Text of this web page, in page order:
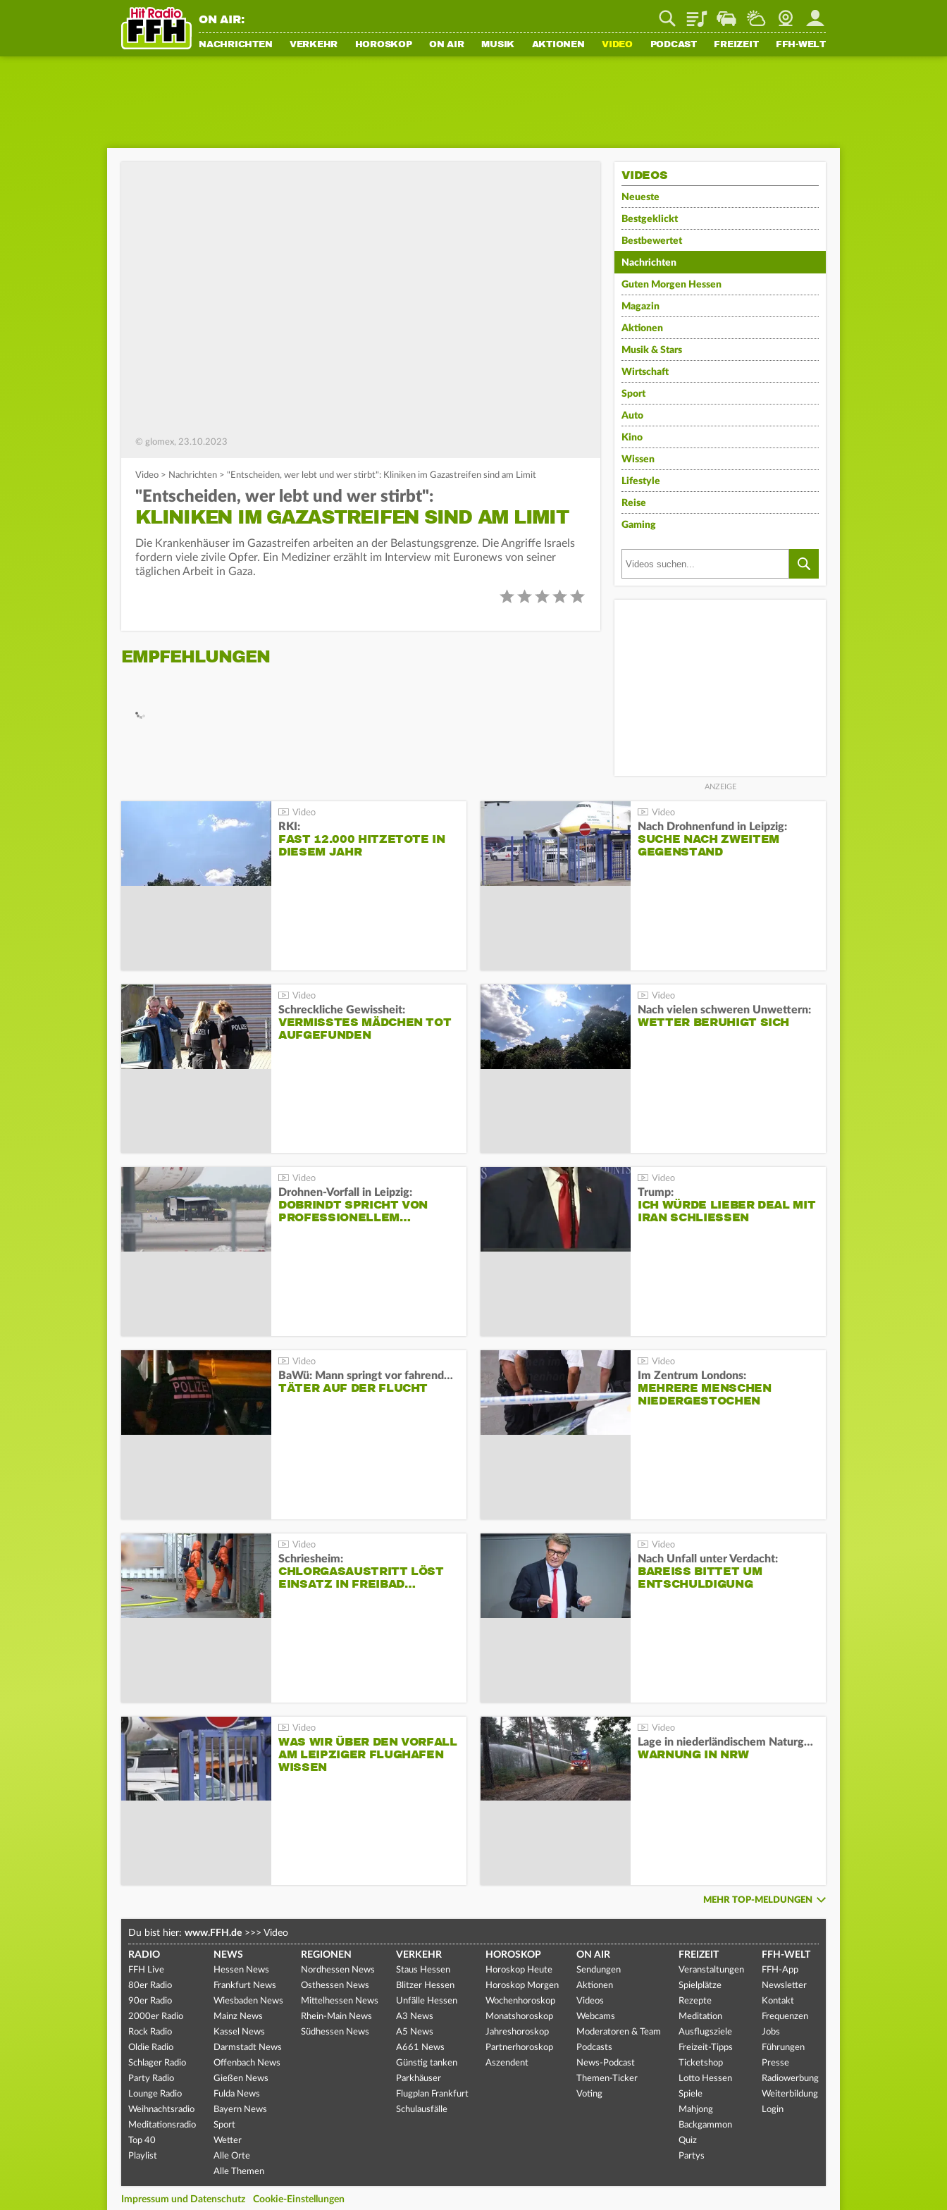
ON AIR: PlaylistStaupilotWetterWebcamMein FFH
NACHRICHTEN VERKEHR HOROSKOP ON AIR MUSIK AKTIONEN VIDEO PODCAST FREIZEIT FFH-WELT
© glomex, 23.10.2023
Video > Nachrichten > "Entscheiden, wer lebt und wer stirbt": Kliniken im Gazastreifen sind am Limit
"Entscheiden, wer lebt und wer stirbt":
KLINIKEN IM GAZASTREIFEN SIND AM LIMIT
Die Krankenhäuser im Gazastreifen arbeiten an der Belastungsgrenze. Die Angriffe Israels
fordern viele zivile Opfer. Ein Mediziner erzählt im Interview mit Euronews von seiner
täglichen Arbeit in Gaza.
EMPFEHLUNGEN
VIDEOS
Neueste
Bestgeklickt
Bestbewertet
Nachrichten
Guten Morgen Hessen
Magazin
Aktionen
Musik & Stars
Wirtschaft
Sport
Auto
Kino
Wissen
Lifestyle
Reise
Gaming
RKI:
FAST 12.000 HITZETOTE IN
DIESEM JAHR
Nach Drohnenfund in Leipzig:
SUCHE NACH ZWEITEM
GEGENSTAND
Schreckliche Gewissheit:
VERMISSTES MÄDCHEN TOT
AUFGEFUNDEN
Nach vielen schweren Unwettern:
WETTER BERUHIGT SICH
Drohnen-Vorfall in Leipzig:
DOBRINDT SPRICHT VON
PROFESSIONELLEM…
Trump:
ICH WÜRDE LIEBER DEAL MIT
IRAN SCHLIESSEN
BaWü: Mann springt vor fahrendes Auto und schießt
TÄTER AUF DER FLUCHT
Im Zentrum Londons:
MEHRERE MENSCHEN
NIEDERGESTOCHEN
Schriesheim:
CHLORGASAUSTRITT LÖST
EINSATZ IN FREIBAD…
Nach Unfall unter Verdacht:
BAREISS BITTET UM E
NTSCHULDIGUNG
WAS WIR ÜBER DEN VORFALL
AM LEIPZIGER FLUGHAFEN
WISSEN
Lage in niederländischem Naturgebiet stabil
WARNUNG IN NRW
MEHR TOP-MELDUNGEN
Du bist hier: www.FFH.de >>> Video
RADIO
FFH Live
80er Radio
90er Radio
2000er Radio
Rock Radio
Oldie Radio
Schlager Radio
Party Radio
Lounge Radio
Weihnachtsradio
Meditationsradio
Top 40
Playlist
NEWS
Hessen News
Frankfurt News
Wiesbaden News
Mainz News
Kassel News
Darmstadt News
Offenbach News
Gießen News
Fulda News
Bayern News
Sport
Wetter
Alle Orte
Alle Themen
REGIONEN
Nordhessen News
Osthessen News
Mittelhessen News
Rhein-Main News
Südhessen News
VERKEHR
Staus Hessen
Blitzer Hessen
Unfälle Hessen
A3 News
A5 News
A661 News
Günstig tanken
Parkhäuser
Flugplan Frankfurt
Schulausfälle
HOROSKOP
Horoskop Heute
Horoskop Morgen
Wochenhoroskop
Monatshoroskop
Jahreshoroskop
Partnerhoroskop
Aszendent
ON AIR
Sendungen
Aktionen
Videos
Webcams
Moderatoren & Team
Podcasts
News-Podcast
Themen-Ticker
Voting
FREIZEIT
Veranstaltungen
Spielplätze
Rezepte
Meditation
Ausflugsziele
Freizeit-Tipps
Ticketshop
Lotto Hessen
Spiele
Mahjong
Backgammon
Quiz
Partys
FFH-WELT
FFH-App
Newsletter
Kontakt
Frequenzen
Jobs
Führungen
Presse
Radiowerbung
Weiterbildung
Login
Impressum und Datenschutz Cookie-Einstellungen